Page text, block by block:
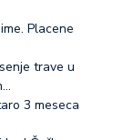
Placene
trave u
3 meseca